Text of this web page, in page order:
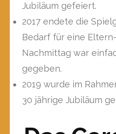
Jubiläum gefeiert.
2017 endete die
Bedarf für eine
Nachmittag war
gegeben.
2019 wurde im
30 jährige Jubiläum